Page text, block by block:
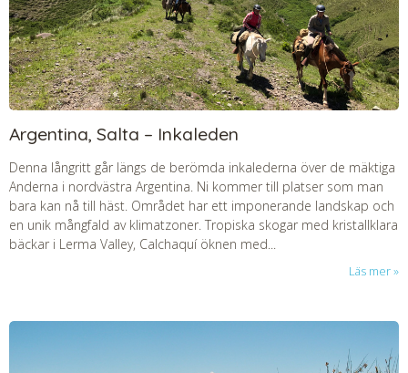
Argentina, Salta – Inkaleden
Denna långritt går längs de berömda inkalederna över de mäktiga
Anderna i nordvästra Argentina. Ni kommer till platser som man
bara kan nå till häst. Området har ett imponerande landskap och
en unik mångfald av klimatzoner. Tropiska skogar med kristallklara
bäckar i Lerma Valley, Calchaquí öknen med...
Läs mer